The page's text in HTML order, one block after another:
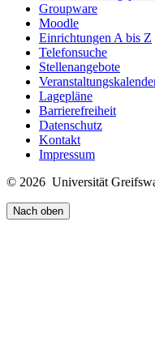
Groupware
Moodle
Einrichtungen A bis Z
Telefonsuche
Stellenangebote
Lagepläne
Barrierefreiheit
Datenschutz
Kontakt
Impressum
© 2026 Universität
Nach oben